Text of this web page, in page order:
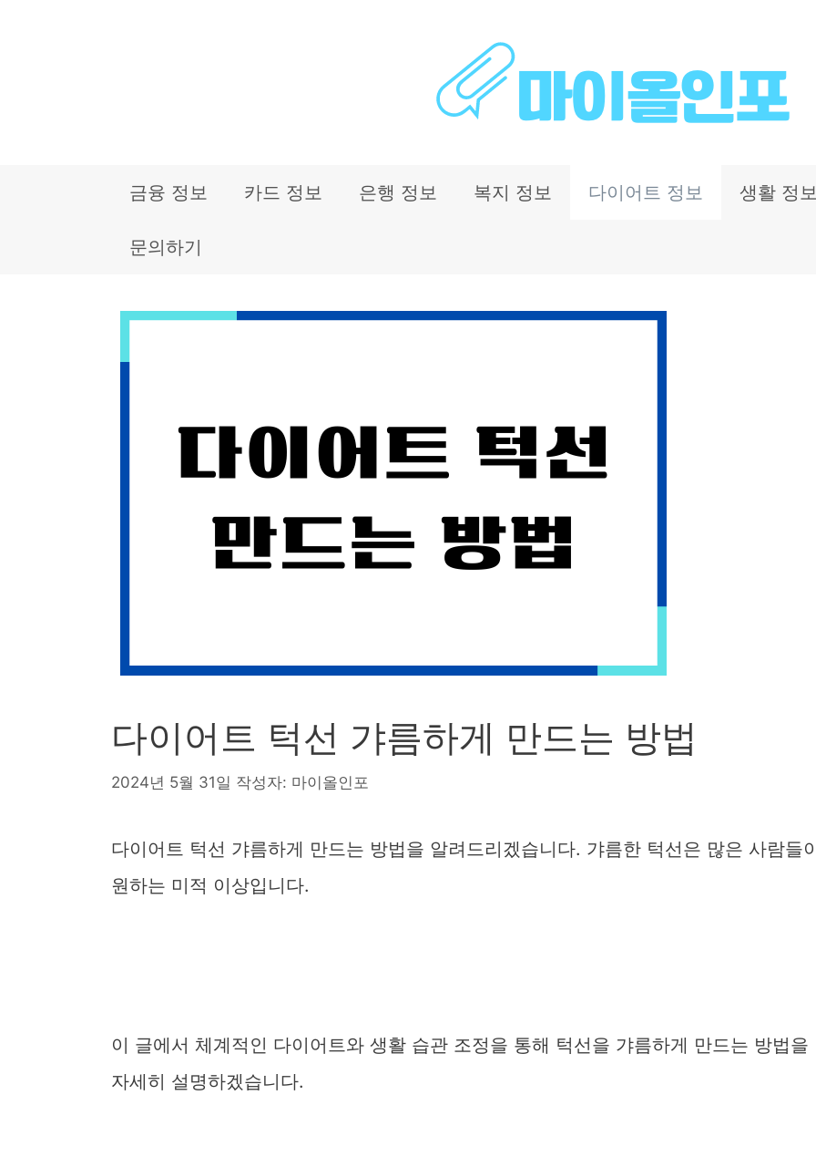
금융 정보 카드 정보 은행 정보 복지 정보 다이어트 정보 생활 정
문의하기
다이어트 턱선 갸름하게 만드는 방법
2024년 5월 31일 작성자: 마이올인포
다이어트 턱선 갸름하게 만드는 방법을 알려드리겠습니다. 갸름한 턱선은 많은 사람들
원하는 미적 이상입니다.
이 글에서 체계적인 다이어트와 생활 습관 조정을 통해 턱선을 갸름하게 만드는 방법을
자세히 설명하겠습니다.